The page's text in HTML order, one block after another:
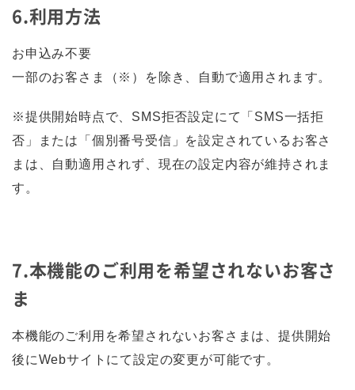
6.利用方法
お申込み不要
一部のお客さま（※）を除き、自動で適用されます。
※提供開始時点で、SMS拒否設定にて「SMS一括拒
否」または「個別番号受信」を設定されているお客さ
まは、自動適用されず、現在の設定内容が維持されま
す。
7.本機能のご利用を希望されないお客さ
ま
本機能のご利用を希望されないお客さまは、提供開始
後にWebサイトにて設定の変更が可能です。